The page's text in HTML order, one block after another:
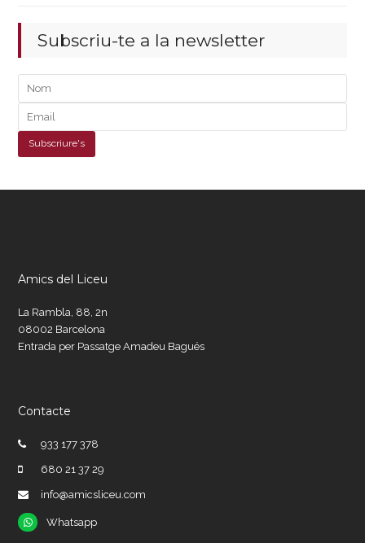
Subscriu-te a la newsletter
Amics del Liceu
La Rambla, 88, 2n
08002 Barcelona
Entrada per Passatge Amadeu Bagués
Contacte
933 177 378
680 21 37 29
info@amicsliceu.com
Whatsapp
Whatsapp